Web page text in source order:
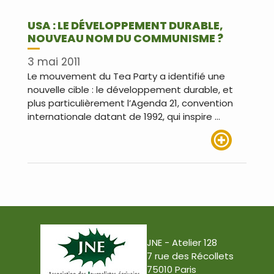
USA : LE DÉVELOPPEMENT DURABLE,
NOUVEAU NOM DU COMMUNISME ?
3 mai 2011
Le mouvement du Tea Party a identifié une
nouvelle cible : le développement durable, et
plus particulièrement l’Agenda 21, convention
internationale datant de 1992, qui inspire …
JNE - Atelier 128
7 rue des Récollets
75010 Paris